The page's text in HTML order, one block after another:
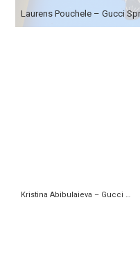
Laurens Pouchele – Gucci
Kristina Abibulaieva – Gucci Spring 2018 Ready-to-Wear